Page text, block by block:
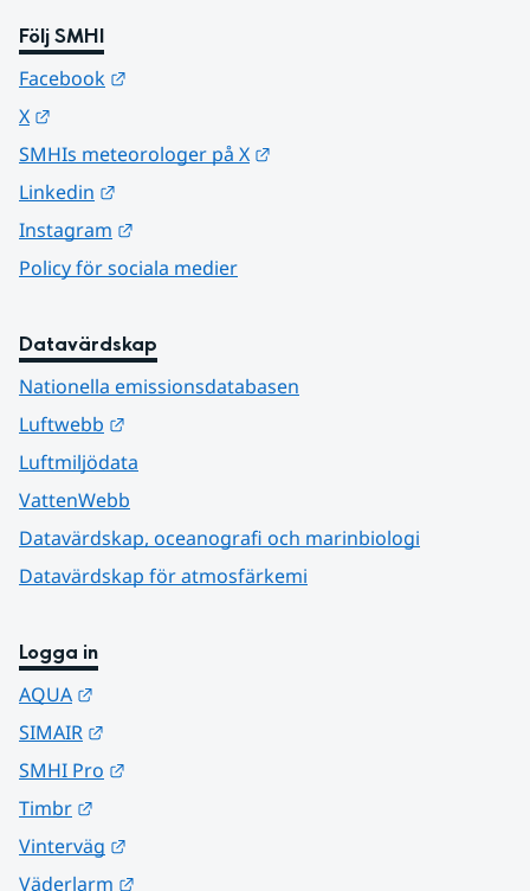
Följ SMHI
Facebook
X
SMHIs meteorologer på X
Linkedin
Instagram
Policy för sociala medier
Datavärdskap
Nationella emissionsdatabasen
Luftwebb
Luftmiljödata
VattenWebb
Datavärdskap, oceanografi och marinbiologi
Datavärdskap för atmosfärkemi
Logga in
AQUA
SIMAIR
SMHI Pro
Timbr
Vinterväg
Väderlarm